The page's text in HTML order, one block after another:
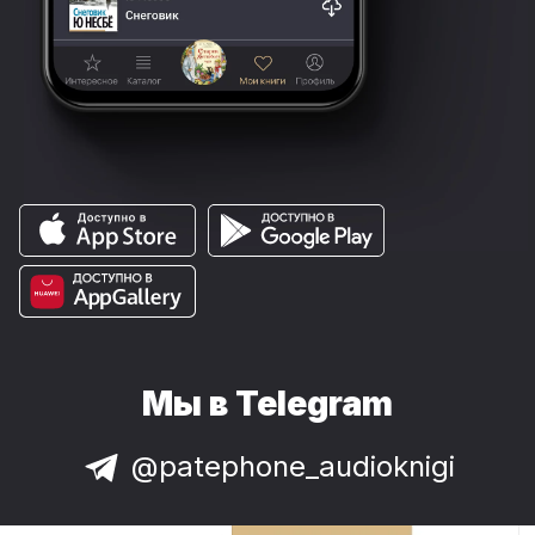
Мы в Telegram
@patephone_audioknigi